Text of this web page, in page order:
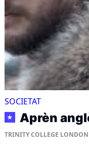
SOCIETAT
★ Aprèn
TRINITY COLLEGE LONDON